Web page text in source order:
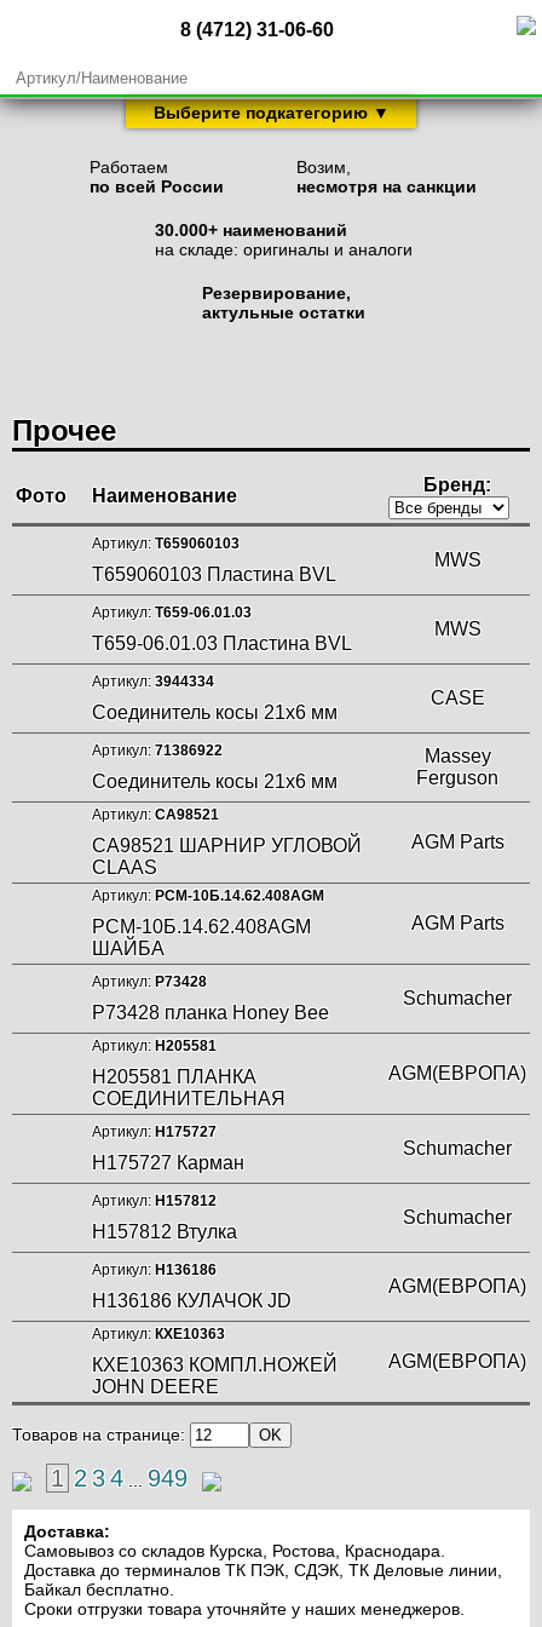
8 (4712) 31-06-60
Работаем
по всей России
Возим,
несмотря на санкции
30.000+ наименований
на складе: оригиналы и аналоги
Резервирование,
актульные остатки
Выберите подкатегорию ▼
Бич барабана
Сегменты и косы
Пальцы и стеблеподъемники
Пальцы шнека жатки и мотовила
Ножи и втулки соломоизмельчителя
Прочее
Шнек и комплектующие
Подбарабанье
Щиток, обшивка и корпус измельчителя
Прочее
Фото Наименование
Бренд:
Артикул:Т659060103
Т659060103 Пластина BVL
MWS
Артикул:Т659-06.01.03
Т659-06.01.03 Пластина BVL
MWS
Артикул: 3944334
Соединитель косы 21х6 мм
CASE
Артикул: 71386922
Соединитель косы 21х6 мм
Massey
Ferguson
Артикул: СА98521
СА98521 ШАРНИР УГЛОВОЙ
CLAAS
AGM Parts
Артикул: РСМ-10Б.14.62.408AGM
РСМ-10Б.14.62.408AGM
ШАЙБА
AGM Parts
Артикул: Р73428
Р73428 планка Honey Bee
Schumacher
Артикул: Н205581
Н205581 ПЛАНКА
СОЕДИНИТЕЛЬНАЯ
AGM(ЕВРОПА)
Артикул: Н175727
Н175727 Карман
Schumacher
Артикул: Н157812
Н157812 Втулка
Schumacher
Артикул: Н136186
Н136186 КУЛАЧОК JD
AGM(ЕВРОПА)
Артикул: КХЕ10363
КХЕ10363 КОМПЛ.НОЖЕЙ
JOHN DEERE
AGM(ЕВРОПА)
Товаров на странице:
1 234 949
Доставка:
Самовывоз со складов Курска, Ростова, Краснодара.
Доставка до терминалов ТК ПЭК, СДЭК, ТК Деловые линии,
Байкал бесплатно.
Сроки отгрузки товара уточняйте у наших менеджеров.